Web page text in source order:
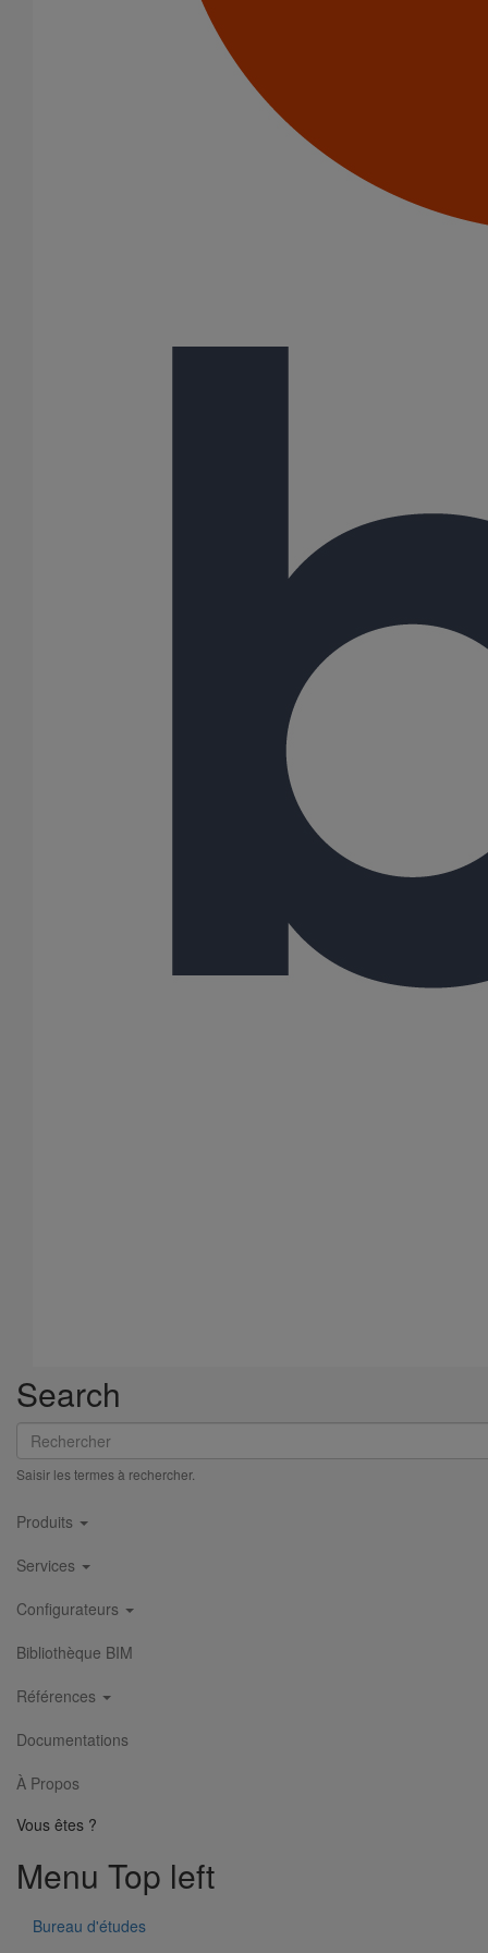
Search
Rechercher
Saisir les termes à rechercher.
Main
navigation
Produits
Services
Configurateurs
Bibliothèque BIM
Références
Documentations
À Propos
Vous êtes ?
Menu Top left
Bureau d'études